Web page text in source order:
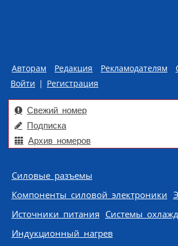
Авторам Редакция Рекламодателям
Войти | Регистрация
Свежий номер
Подписка
Архив номеров
Skip to content
Силовые разъемы
Компоненты силовой электроники
Источники питания Системы
Индукционный нагрев